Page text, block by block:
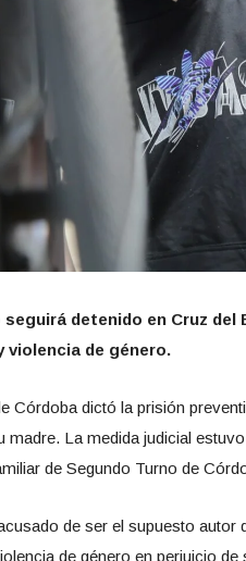
seguirá detenido en Cruz
violencia de género.
Córdoba dictó la prisión
madre. La medida judicial
de Segundo Turno de
de ser el supuesto
de género en perjuicio